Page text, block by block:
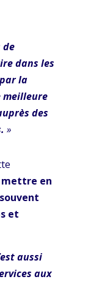
de
dans les
la
meilleure
des
»
mettre en
et
aussi
aux